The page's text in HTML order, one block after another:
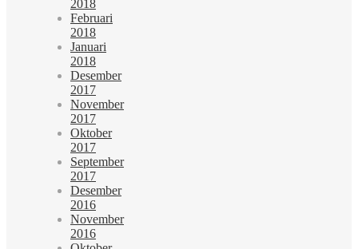
2018
Februari
2018
Januari
2018
Desember
2017
November
2017
Oktober
2017
September
2017
Desember
2016
November
2016